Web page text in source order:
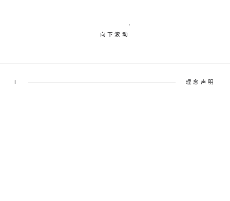
向下滚动
I 理念声明